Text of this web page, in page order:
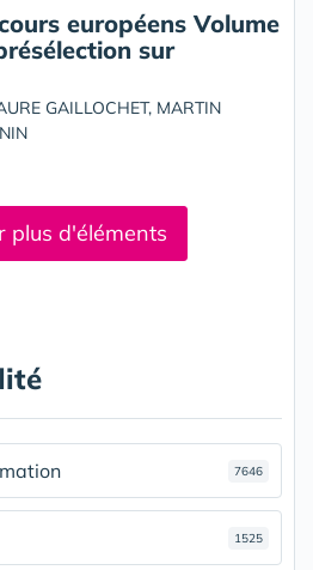
européens Volume
sur
GAILLOCHET, MARTIN
plus d'éléments
7646
1525